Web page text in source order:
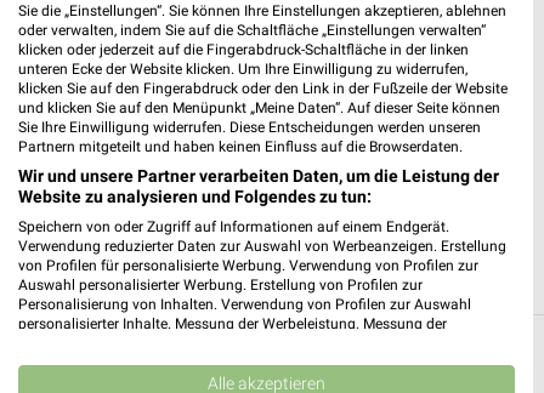
✔Standortgenaue Angebote
✔Folge deinem Lieblingshändler
✔Push-Benachrichtigungen bei neuen Prospekten
✔Einkaufsliste - Einkauf stressfrei planen
JETZT LADEN UND SPAREN!
Weitere PENNY Geschäfte mit Angeboten in
Sie die „Einstellungen“. Sie können Ihre Einstellungen akzeptieren, ablehnen
oder verwalten, indem Sie auf die Schaltfläche „Einstellungen verwalten“
klicken oder jederzeit auf die Fingerabdruck-Schaltfläche in der linken
unteren Ecke der Website klicken. Um Ihre Einwilligung zu widerrufen,
klicken Sie auf den Fingerabdruck oder den Link in der Fußzeile der Website
und klicken Sie auf den Menüpunkt „Meine Daten“. Auf dieser Seite können
Sie Ihre Einwilligung widerrufen. Diese Entscheidungen werden unseren
Partnern mitgeteilt und haben keinen Einfluss auf die Browserdaten.
Wir und unsere Partner verarbeiten Daten, um die Leistung der
Website zu analysieren und Folgendes zu tun:
Speichern von oder Zugriff auf Informationen auf einem Endgerät.
Verwendung reduzierter Daten zur Auswahl von Werbeanzeigen. Erstellung
von Profilen für personalisierte Werbung. Verwendung von Profilen zur
Auswahl personalisierter Werbung. Erstellung von Profilen zur
Personalisierung von Inhalten. Verwendung von Profilen zur Auswahl
personalisierter Inhalte. Messung der Werbeleistung. Messung der
Kombinationen von Daten aus verschiedenen Quellen. Entwicklung und
Verbesserung der Angebote. Verwendung reduzierter Daten zur Auswahl
Alle akzeptieren